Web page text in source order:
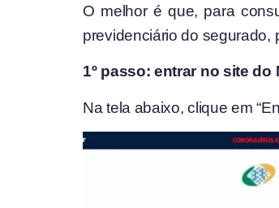
O melhor é que, para
previdenciário do segurado,
1º passo: entrar no site do
Na tela abaixo, clique em